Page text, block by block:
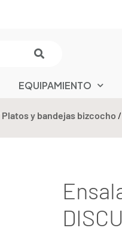
EQUIPAMIENTO
Platos y bandejas bizcocho